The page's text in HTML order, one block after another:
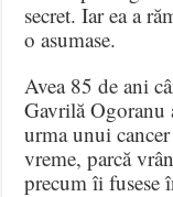
secret. Iar ea a
o asumase.
Avea 85 de ani
Gavrilă
urma unui
vreme, parcă
precum îi fusese